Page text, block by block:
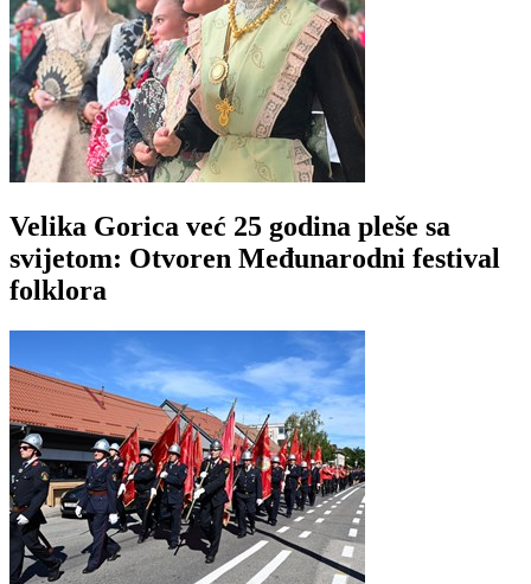
Velika Gorica već 25 godina pleše sa
svijetom: Otvoren Međunarodni festival
folklora